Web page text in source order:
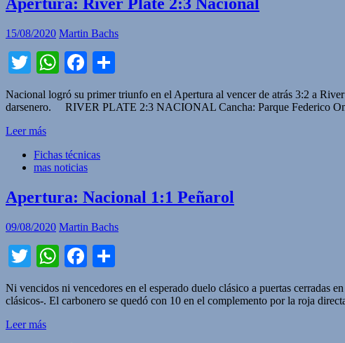
15/08/2020 Martin Bachs
TwitterWhatsApp
Facebook
Nacional logró su primer triunfo en el Apertura al vencer de atrás 3:2 a
darsenero. RIVER PLATE 2:3 NACIONAL Cancha: Parque Federico
Leer más
Fichas técnicas
mas noticias
Apertura: Nacional 1:1 Peñarol
09/08/2020 Martin Bachs
TwitterWhatsApp
Facebook
Ni vencidos ni vencedores en el esperado duelo clásico a puertas cerradas
clásicos-. El carbonero se quedó con 10 en el complemento por la roja
Leer más